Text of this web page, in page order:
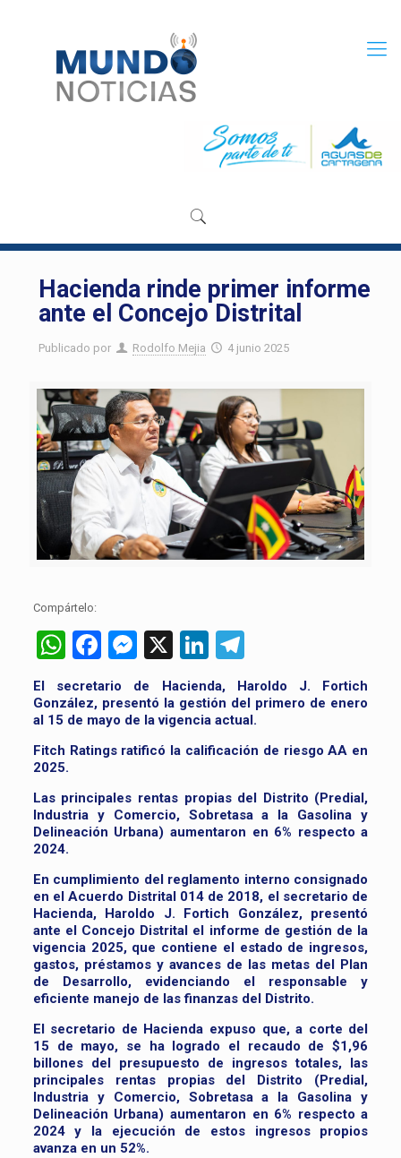
Hacienda rinde primer informe
ante el Concejo Distrital
Publicado por Rodolfo Mejia 4 junio 2025
Compártelo:
WhatsApp
Facebook
Messenger
X LinkedIn
Telegram
El secretario de Hacienda, Haroldo J. Fortich
González, presentó la gestión del primero de enero
al 15 de mayo de la vigencia actual.
Fitch Ratings ratificó la calificación de riesgo AA en
2025.
Las principales rentas propias del Distrito (Predial,
Industria y Comercio, Sobretasa a la Gasolina y
Delineación Urbana) aumentaron en 6% respecto a
2024.
En cumplimiento del reglamento interno consignado
en el Acuerdo Distrital 014 de 2018, el secretario de
Hacienda, Haroldo J. Fortich González, presentó
ante el Concejo Distrital el informe de gestión de la
vigencia 2025, que contiene el estado de ingresos,
gastos, préstamos y avances de las metas del Plan
de Desarrollo, evidenciando el responsable y
eficiente manejo de las finanzas del Distrito.
El secretario de Hacienda expuso que, a corte del
15 de mayo, se ha logrado el recaudo de $1,96
billones del presupuesto de ingresos totales, las
principales rentas propias del Distrito (Predial,
Industria y Comercio, Sobretasa a la Gasolina y
Delineación Urbana) aumentaron en 6% respecto a
2024 y la ejecución de estos ingresos propios
avanza en un 52%.